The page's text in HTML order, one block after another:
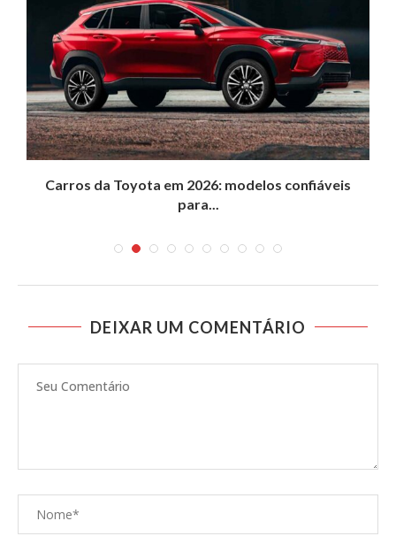
Carros da Toyota em 2026: modelos confiáveis
para...
DEIXAR UM COMENTÁRIO